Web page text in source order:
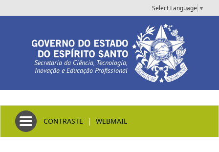
Select Language ▼
Secretaria da Ciência, Tecnologia,
Inovação e Educação Profissional
Toggle navigation
CONTRASTE | WEBMAIL